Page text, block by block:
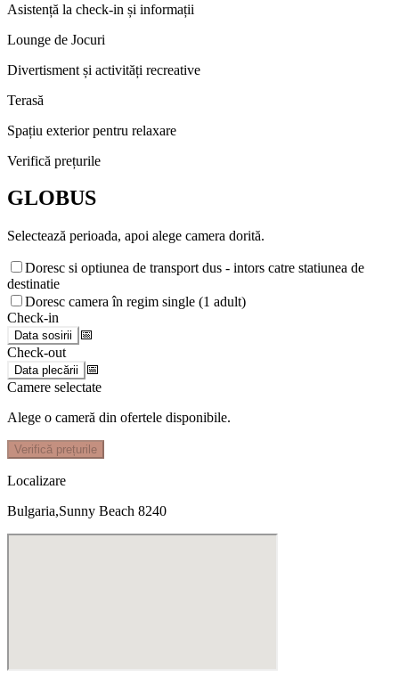
Asistență la check-in și informații
Lounge de Jocuri
Divertisment și activități recreative
Terasă
Spațiu exterior pentru relaxare
Verifică prețurile
GLOBUS
Selectează perioada, apoi alege camera dorită.
Doresc si optiunea de transport dus - intors catre statiunea de
destinatie
Doresc camera în regim single (1 adult)
Check-in
Data sosirii
📅
Check-out
Data plecării
📅
Camere selectate
Alege o cameră din ofertele disponibile.
Verifică prețurile
Localizare
Bulgaria,Sunny Beach 8240